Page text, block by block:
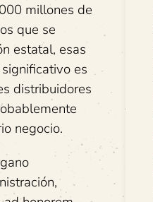
millones de
que se
estatal, esas
es
distribuidores
negocio.